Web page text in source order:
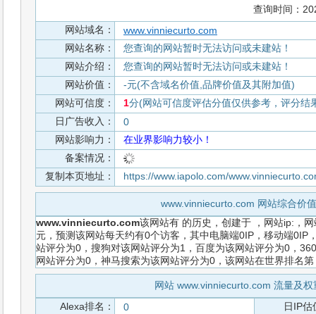
查询时间：
网站域名：
www.vinniecurto.com
网站名称：
您查询的网站暂时无法访问或未建站！
网站介绍：
您查询的网站暂时无法访问或未建站！
网站价值：
-元(不含域名价值,品牌价值及其附加值)
网站可信度：
1分(网站可信度评估分值仅供参考，评分结
日广告收入：
0
网站影响力：
在业界影响力较小！
备案情况：
复制本页地址：
https://www.iapolo.com/
www.vinniecurto.com 网站综合价
www.vinniecurto.com该网站有 的历史，创建于
，网站ip:，
元，预测该网站每天约有0个访客，其中电脑端0IP，移动端0IP
站评分为0，搜狗对该网站评分为1，百度为该网站评分为0，
网站评分为0，神马搜索为该网站评分为0，该网站在世界排名第
网站 www.vinniecurto.com 流量及权
Alexa排名：
0
日IP估